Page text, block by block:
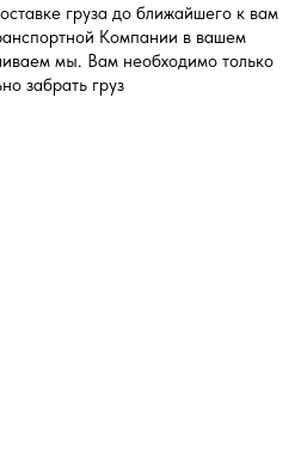
груза до ближайшего к вам
Компании в вашем
мы. Вам необходимо только
забрать груз